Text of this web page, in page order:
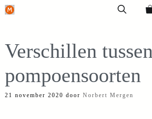
Ga
inhoud
Verschillen tussen
pompoensoorten
21 november 2020 door Norbert Mergen